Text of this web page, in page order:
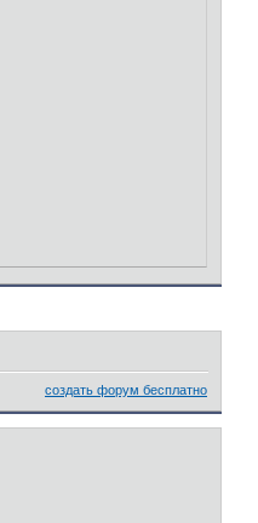
создать форум бесплатно